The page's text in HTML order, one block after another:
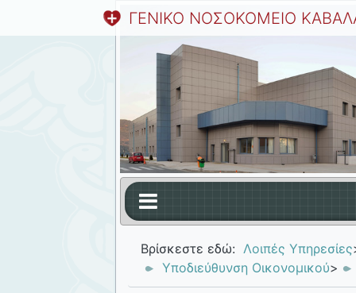
ΓΕΝΙΚΟ ΝΟΣΟΚΟΜΕΙΟ
Βρίσκεστε εδώ: Λοιπές Υπηρεσίες
Υποδιεύθυνση Οικονομικού>